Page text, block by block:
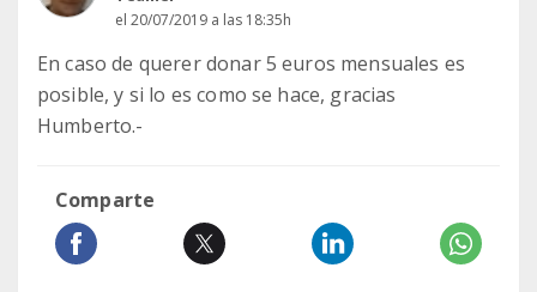
el 20/07/2019 a las 18:35h
En caso de querer donar 5 euros mensuales es
posible, y si lo es como se hace, gracias
Humberto.-
Comparte